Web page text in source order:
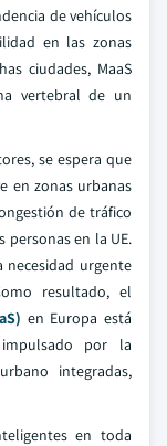
de vehículos
en las zonas
ciudades, MaaS
vertebral de un
se espera que
en zonas urbanas
de tráfico
personas en la UE.
necesidad urgente
resultado, el
en Europa está
por la
integradas,
en toda